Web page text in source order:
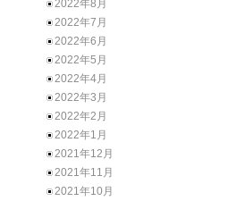
2022年8月
2022年7月
2022年6月
2022年5月
2022年4月
2022年3月
2022年2月
2022年1月
2021年12月
2021年11月
2021年10月